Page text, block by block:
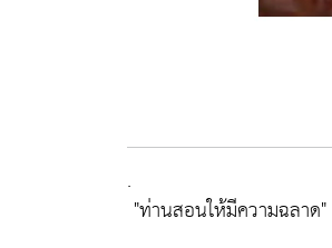
.
"ท่านสอนให้มีความฉลาด"